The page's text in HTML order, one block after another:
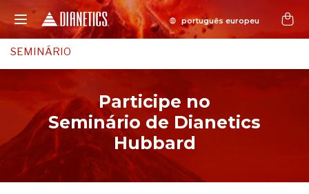
SEMINÁRIO
Participe no
Seminário de Dianetics
Hubbard